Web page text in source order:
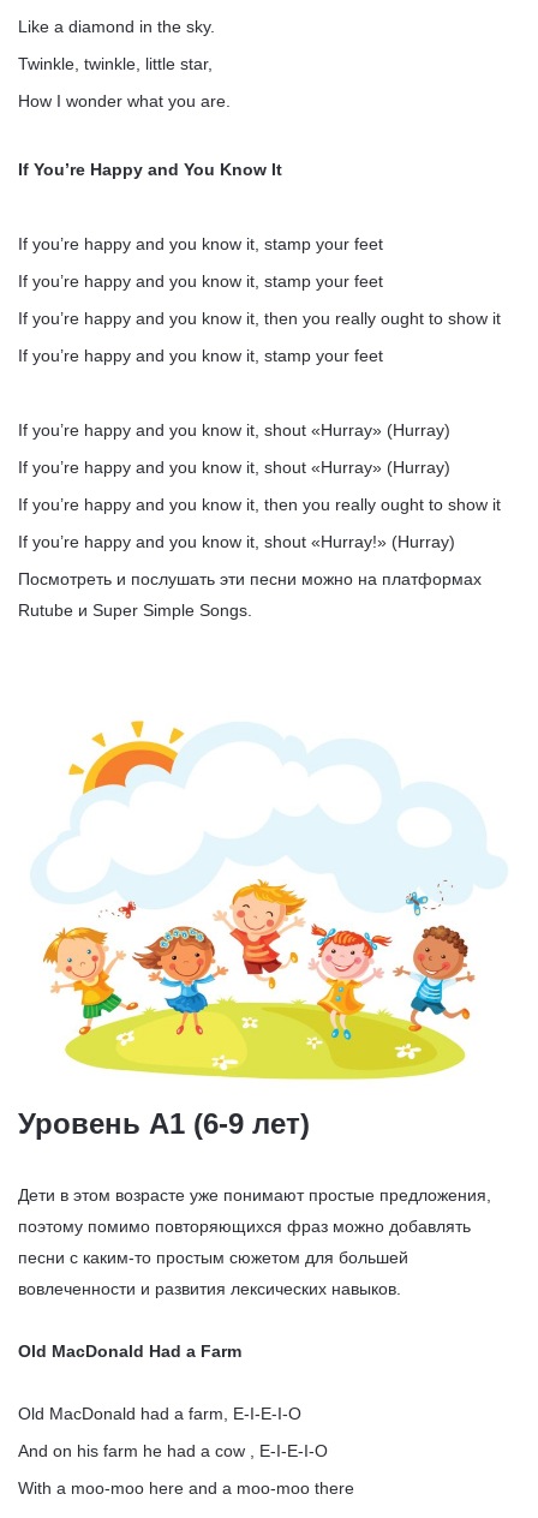
Like a diamond in the sky.
Twinkle, twinkle, little star,
How I wonder what you are.
If You’re Happy and You Know It
If you’re happy and you know it, stamp your feet
If you’re happy and you know it, stamp your feet
If you’re happy and you know it, then you really ought to show it
If you’re happy and you know it, stamp your feet
If you’re happy and you know it, shout «Hurray» (Hurray)
If you’re happy and you know it, shout «Hurray» (Hurray)
If you’re happy and you know it, then you really ought to show it
If you’re happy and you know it, shout «Hurray!» (Hurray)
Посмотреть и послушать эти песни можно на платформах
Rutube и Super Simple Songs.
Уровень А1 (6-9 лет)
Дети в этом возрасте уже понимают простые предложения,
поэтому помимо повторяющихся фраз можно добавлять
песни с каким-то простым сюжетом для большей
вовлеченности и развития лексических навыков.
Old MacDonald Had a Farm
Old MacDonald had a farm, E-I-E-I-O
And on his farm he had a cow , E-I-E-I-O
With a moo-moo here and a moo-moo there